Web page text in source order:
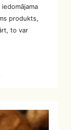
produkts,
to var